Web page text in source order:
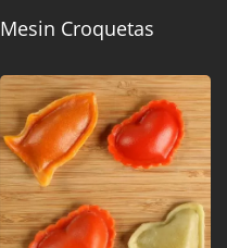
Mesin Croquetas